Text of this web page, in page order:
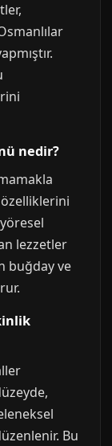
nedir?
lezzetler
buğday ve
Bu